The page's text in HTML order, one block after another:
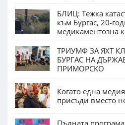
БЛИЦ: Тежка
към Бургас, 20-
медикаментозна
ТРИУМФ ЗА ЯХТ
БУРГАС НА
ПРИМОРСКО
Когато една
присъди вместо